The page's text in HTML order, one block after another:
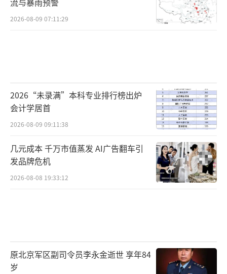
2026-08-09 07:11:29
2026“未录满”本科专业排行榜出炉
会计学居首
2026-08-09 09:11:38
几元成本 千万市值蒸发 AI广告翻车引
发品牌危机
2026-08-08 19:33:12
原北京军区副司令员李永金逝世 享年84
岁